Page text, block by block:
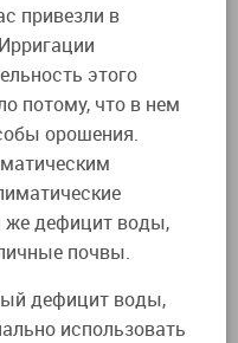
привезли в
этого
потому, что в нем
орошения.
же дефицит воды,
почвы.
дефицит воды,
использовать